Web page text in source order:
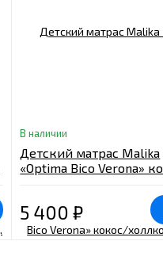
В наличии
Детский матрас Malika
«Optima Bico Verona»
5 400₽